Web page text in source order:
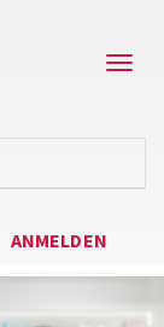
ANMELDEN